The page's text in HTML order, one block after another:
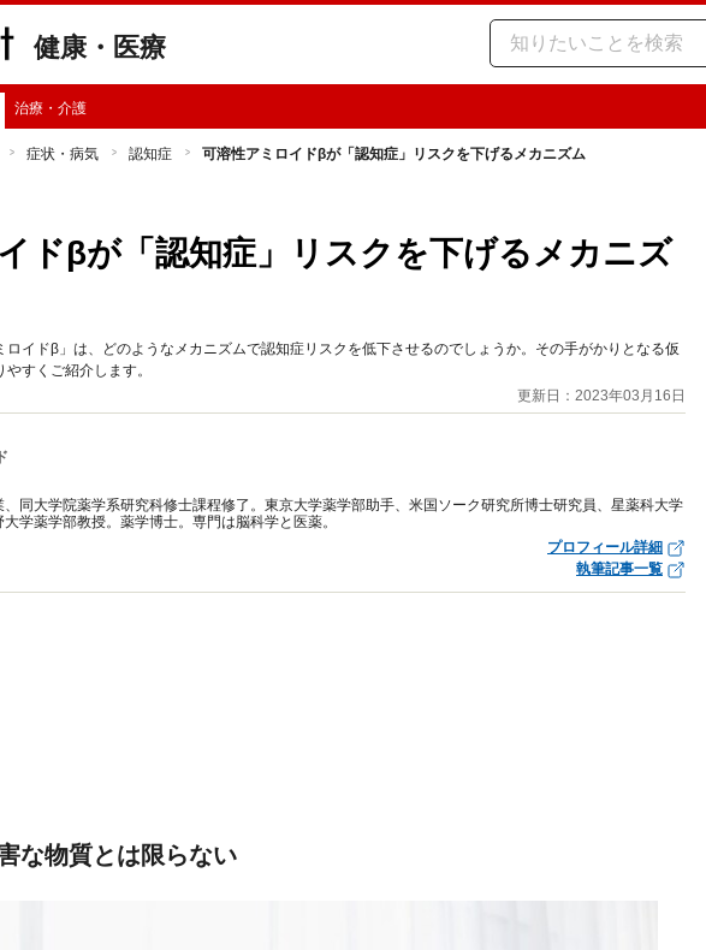
健康・医療
治療・介護
症状・病気 認知症 可溶性アミロイドβが「認知症」リスクを下げるメカニズム
ドβが「認知症」リスクを下げるメカニズ
ロイドβ」は、どのようなメカニズムで認知症リスクを低下させるのでしょうか。その手がかりとなる仮
すくご紹介します。
更新日：2023年03月16日
同大学院薬学系研究科修士課程修了。東京大学薬学部助手、米国ソーク研究所博士研究員、星薬科大学
学薬学部教授。薬学博士。専門は脳科学と医薬。
プロフィール詳細
執筆記事一覧
な物質とは限らない